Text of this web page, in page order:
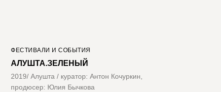
АЛУШТА.ЗЕЛЕНЫЙ
2019/ Алушта / куратор: Антон Кочуркин,
продюсер: Юлия Бычкова
ФЕСТИВАЛИ И СОБЫТИЯ